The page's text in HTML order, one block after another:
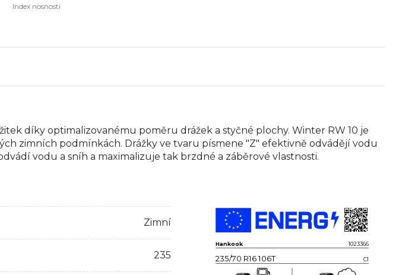
Index nosnosti
díky optimalizovanému poměru drážek a styčné plochy. Winter RW 10 je
zimních podmínkách. Drážky ve tvaru písmene "Z" efektivně odvádějí vodu
vodu a sníh a maximalizuje tak brzdné a záběrové vlastnosti.
Zimní
235
Hankook 1023366
235/70 R16 106T C1